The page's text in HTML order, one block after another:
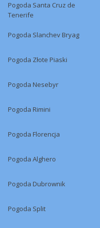
Pogoda Santa Cruz de
Tenerife
Pogoda Slanchev Bryag
Pogoda Złote Piaski
Pogoda Nesebyr
Pogoda Rimini
Pogoda Florencja
Pogoda Alghero
Pogoda Dubrownik
Pogoda Split